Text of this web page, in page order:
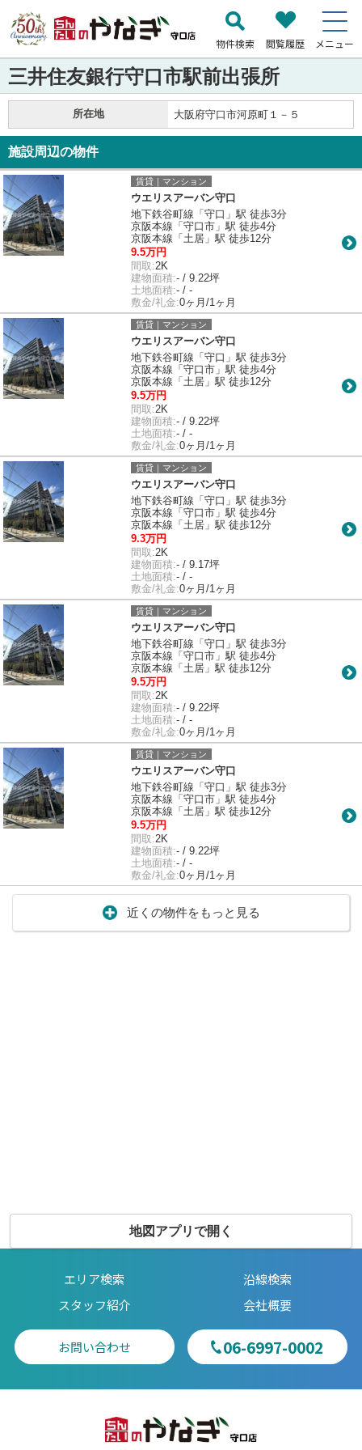
物件検索 閲覧履歴 メニュー
三井住友銀行守口市駅前出張所
所在地 大阪府守口市河原町１－５
施設周辺の物件
賃貸｜マンション
ウエリスアーバン守口
地下鉄谷町線「守口」駅 徒歩3分
京阪本線「守口市」駅 徒歩4分
京阪本線「土居」駅 徒歩12分
9.5万円
間取:2K
建物面積:- / 9.22坪
土地面積:- / -
敷金/礼金:0ヶ月/1ヶ月
賃貸｜マンション
ウエリスアーバン守口
地下鉄谷町線「守口」駅 徒歩3分
京阪本線「守口市」駅 徒歩4分
京阪本線「土居」駅 徒歩12分
9.5万円
間取:2K
建物面積:- / 9.22坪
土地面積:- / -
敷金/礼金:0ヶ月/1ヶ月
賃貸｜マンション
ウエリスアーバン守口
地下鉄谷町線「守口」駅 徒歩3分
京阪本線「守口市」駅 徒歩4分
京阪本線「土居」駅 徒歩12分
9.3万円
間取:2K
建物面積:- / 9.17坪
土地面積:- / -
敷金/礼金:0ヶ月/1ヶ月
賃貸｜マンション
ウエリスアーバン守口
地下鉄谷町線「守口」駅 徒歩3分
京阪本線「守口市」駅 徒歩4分
京阪本線「土居」駅 徒歩12分
9.5万円
間取:2K
建物面積:- / 9.22坪
土地面積:- / -
敷金/礼金:0ヶ月/1ヶ月
賃貸｜マンション
ウエリスアーバン守口
地下鉄谷町線「守口」駅 徒歩3分
京阪本線「守口市」駅 徒歩4分
京阪本線「土居」駅 徒歩12分
9.5万円
間取:2K
建物面積:- / 9.22坪
土地面積:- / -
敷金/礼金:0ヶ月/1ヶ月
近くの物件をもっと見る
地図アプリで開く
エリア検索
沿線検索
スタッフ紹介
会社概要
お問い合わせ 06-6997-0002